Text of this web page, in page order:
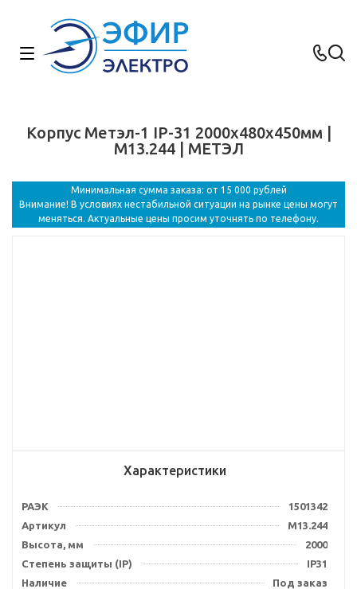
Корпус Метэл-1 IP-31 2000х480х450мм |
М13.244 | МЕТЭЛ
Минимальная сумма заказа: от 15 000 рублей
Внимание! В условиях нестабильной ситуации на рынке цены могут
меняться. Актуальные цены просим уточнять по телефону.
Характеристики
РАЭК
1501342
Артикул
М13.244
Высота, мм
2000
Степень защиты (IP)
IP31
Наличие
Под заказ